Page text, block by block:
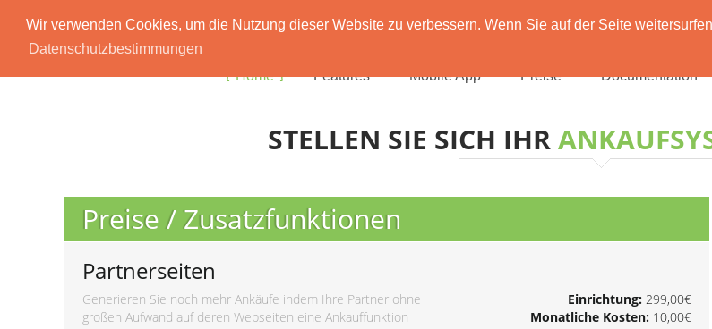
Wir verwenden Cookies, um die Nutzung dieser Website zu verbessern. Wenn Sie auf der Seite
Datenschutzbestimmungen
Home Features Mobile App Preise Documentation
STELLEN SIE SICH IHR
Preise / Zusatzfunktionen
Partnerseiten
Generieren Sie noch mehr Ankäufe indem Ihre Partner ohne
großen Aufwand auf deren Webseiten eine Ankauffunktion
Einrichtung:299,00€
Monatliche Kosten:10,00€